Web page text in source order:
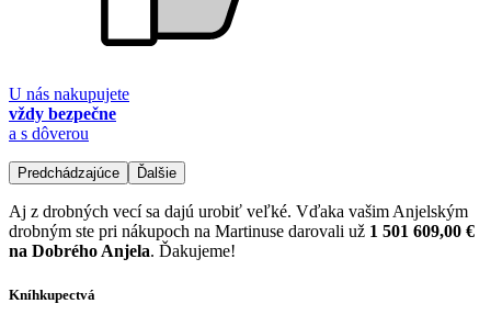
U nás nakupujete
vždy bezpečne
a s dôverou
Predchádzajúce Ďalšie
Aj z drobných vecí sa dajú urobiť veľké. Vďaka vašim Anjelským
drobným ste pri nákupoch na Martinuse darovali už 1 501 609,00 €
na Dobrého Anjela. Ďakujeme!
Kníhkupectvá